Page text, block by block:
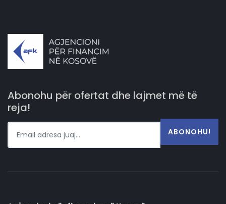
Abonohu për ofertat dhe lajmet më të
reja!
ABONOHU!